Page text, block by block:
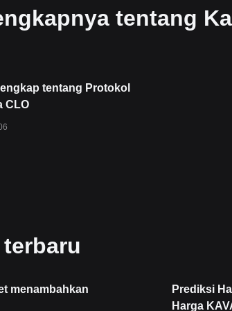
tentang
tentang Protokol
CLO
menambahkan
Prediksi
Harga